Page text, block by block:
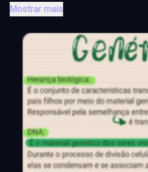
Mostrar mais